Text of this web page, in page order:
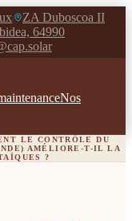
ZA Duboscoa II
64990
Nos
LE CONTRÔLE DU
AMÉLIORE-T-IL LA
?